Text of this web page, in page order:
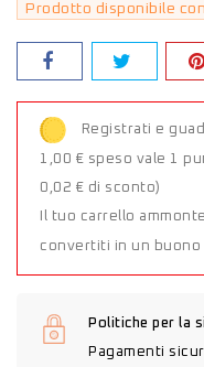
Prodotto disponibile
Registrati e
1,00 € speso vale 1
0,02 € di sconto)
Il tuo carrello
convertiti in un buono
Politiche per la
Pagamenti